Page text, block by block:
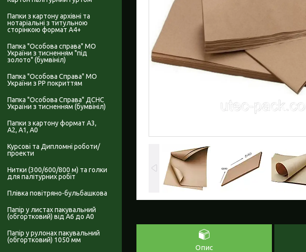
Опис
Папки з картону архівні та
нотаріальні з титульною
сторінкою формат А4+
Папка "Особова справа" МО
України з тисненням "під
золото" (бумвініл)
Папка "Особова Справа" МО
України з PP покриттям
Папка "Особова Справа" ДСНС
України з тисненням (бумвініл)
Папки з картону формат А3,
А2, А1, А0
Курсові та Дипломні роботи/
проекти
Нитки (300/600/800 м) та голки
для палітурних робіт
Плівка повітряно-бульбашкова
Папір у листах пакувальний
(обгортковий) від А6 до А0
Папір у рулонах пакувальний
(обгортковий) 1050 мм